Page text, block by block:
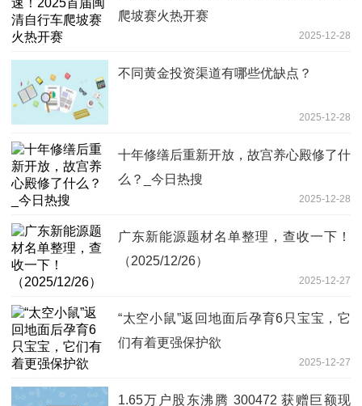
爬坡赛火热开赛
2025-12-28
不同黄金投资渠道有哪些优缺点？
2025-12-28
十年修缮后重新开放，故宫养心殿修了什
么？_今日热搜
2025-12-28
广东新能源题材名单整理，查收一下！
（2025/12/26）
2025-12-27
“太空小鼠”返回地面后孕育6只宝宝，它
们有着更强保护欲
2025-12-27
1.65万户股东沸腾 300472 获赠巨额现